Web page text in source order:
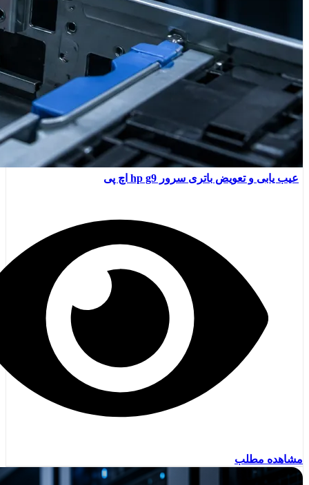
عیب یابی و تعویض باتری سرور hp g9 اچ پی
مشاهده مطلب